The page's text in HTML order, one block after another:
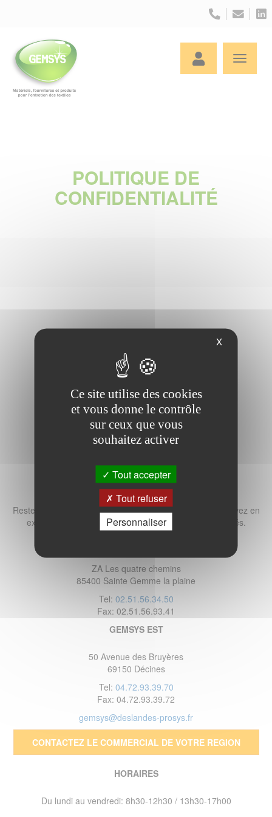
POLITIQUE DE
CONFIDENTIALITÉ
INSCRIPTION NEWSLETTER
Restez informé ! Inscrivez-vous à notre newsletter et recevez en
exclusivité nos dernières offres, nouveautés et actualités.
ZA Les quatre chemins
85400 Sainte Gemme la plaine
Tel: 02.51.56.34.50
Fax: 02.51.56.93.41
GEMSYS EST
50 Avenue des Bruyères
69150 Décines
Tel: 04.72.93.39.70
Fax: 04.72.93.39.72
gemsys@deslandes-prosys.fr
CONTACTEZ LE COMMERCIAL DE VOTRE REGION
HORAIRES
Du lundi au vendredi: 8h30-12h30 / 13h30-17h00
X
Ce site utilise des cookies
et vous donne le contrôle
sur ceux que vous
souhaitez activer
Tout accepter
Tout refuser
Personnaliser